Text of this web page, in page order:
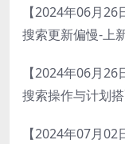
【2024年06月
搜索更新偏慢-上
【2024年06月26
搜索操作与计划
【2024年07月